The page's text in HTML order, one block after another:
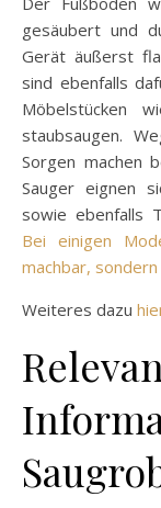
gesäubert und
Gerät äußerst
sind ebenfalls
Möbelstücken
staubsaugen.
Sorgen machen
Sauger eignen
sowie ebenfalls
Bei einigen
machbar,
Weiteres dazu